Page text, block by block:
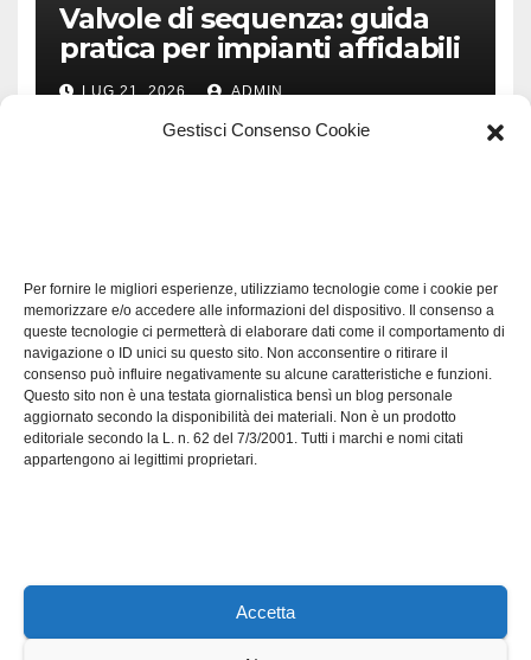
Gestisci Consenso Cookie
Per fornire le migliori esperienze, utilizziamo tecnologie come i cookie per
memorizzare e/o accedere alle informazioni del dispositivo. Il consenso a
queste tecnologie ci permetterà di elaborare dati come il comportamento di
navigazione o ID unici su questo sito. Non acconsentire o ritirare il
consenso può influire negativamente su alcune caratteristiche e funzioni.
Questo sito non è una testata giornalistica bensì un blog personale
aggiornato secondo la disponibilità dei materiali. Non è un prodotto
editoriale secondo la L. n. 62 del 7/3/2001. Tutti i marchi e nomi citati
appartengono ai legittimi proprietari.
Accetta
Valvole di sequenza: guida
pratica per impianti affidabili
LUG 21, 2026 ADMIN
Software manutenzioni:
guida pratica alla scelta
efficace
LUG 17, 2026 ADMIN
Axeleroacademy.it